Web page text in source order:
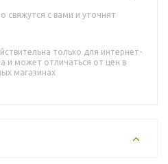
с вами и уточнят
только для интернет-
и может отличаться от цен в
магазинах